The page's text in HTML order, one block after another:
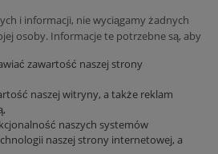
i informacji, nie wyciągamy żadnych
osoby. Informacje te potrzebne są, aby
zawartość naszej strony
naszej witryny, a także reklam
naszych systemów
naszej strony internetowej, a